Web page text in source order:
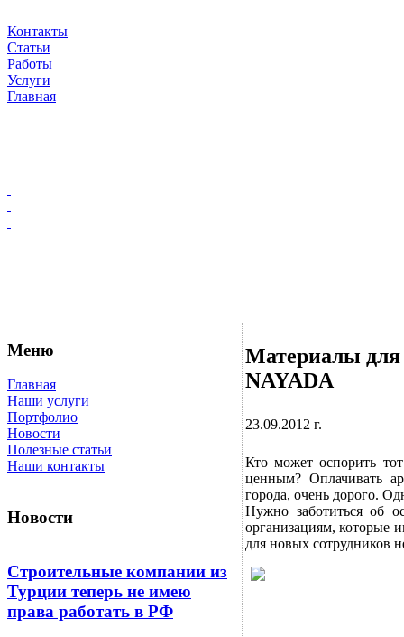
Контакты
Статьи
Работы
Услуги
Главная
Меню
Главная
Наши услуги
Портфолио
Новости
Полезные статьи
Наши контакты
Новости
Строительные компании из
Турции теперь не имею
права работать в РФ
Материалы для
NAYADA
23.09.2012 г.
Кто может оспорить
ценным? Оплачивать
города, очень дорого.
Нужно заботиться об
организациям, которые
для новых сотрудников